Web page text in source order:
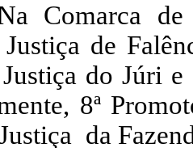
Comarca de
de
do Júri
8ª
da